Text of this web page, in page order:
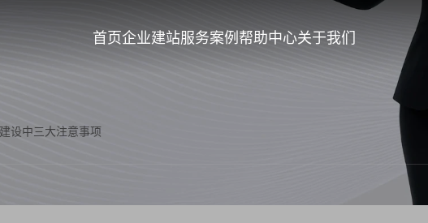
首页企业建站服务案例帮助中心关于我们
设中三大注意事项